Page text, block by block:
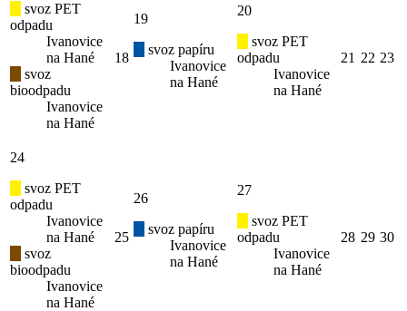
svoz PET
odpadu
Ivanovice
na Hané
svoz
bioodpadu
Ivanovice
na Hané
18
19
svoz papíru
Ivanovice
na Hané
20
svoz PET
odpadu
Ivanovice
na Hané
21 22 23
24
svoz PET
odpadu
Ivanovice
na Hané
svoz
bioodpadu
Ivanovice
na Hané
25
26
svoz papíru
Ivanovice
na Hané
27
svoz PET
odpadu
Ivanovice
na Hané
28 29 30